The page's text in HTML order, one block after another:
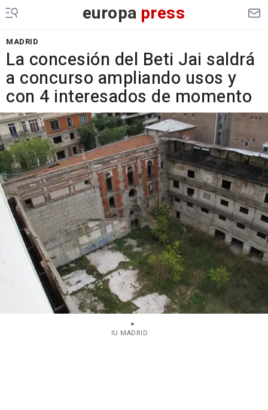
europa press
MADRID
La concesión del Beti Jai saldrá
a concurso ampliando usos y
con 4 interesados de momento
IU MADRID